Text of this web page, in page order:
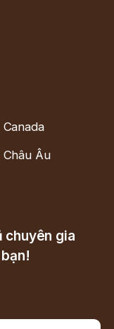
Âu
chuyên gia